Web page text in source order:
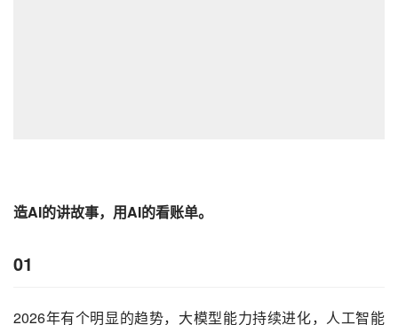
造AI的讲故事，用AI的看账单。
01
2026年有个明显的趋势，大模型能力持续进化，人工智能